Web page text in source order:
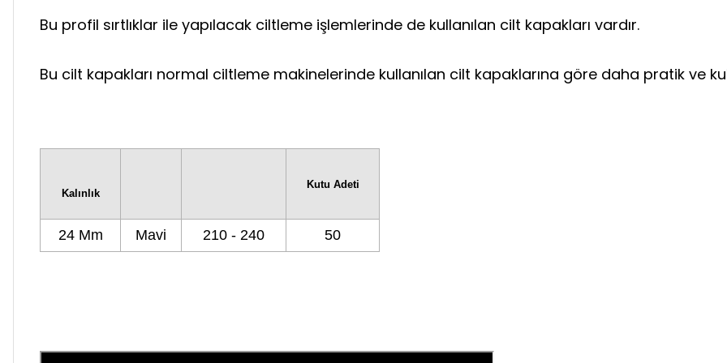
Bu profil sırtlıklar ile yapılacak ciltleme işlemlerinde de kullanılan cilt kapakları vardır.
Bu cilt kapakları normal ciltleme makinelerinde kullanılan cilt kapaklarına göre daha pratik ve
Kalınlık
Kutu Adeti
24 Mm Mavi 210 - 240 50